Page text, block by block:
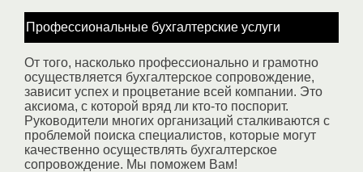
Профессиональные бухгалтерские услуги
От того, насколько профессионально и грамотно
осуществляется бухгалтерское сопровождение,
зависит успех и процветание всей компании. Это
аксиома, с которой вряд ли кто-то поспорит.
Руководители многих организаций сталкиваются с
проблемой поиска специалистов, которые могут
качественно осуществлять бухгалтерское
сопровождение. Мы поможем Вам!